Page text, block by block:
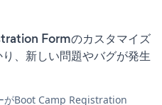
Formのカスタマイズ
、新しい問題やバグが発生
がBoot Camp Registration